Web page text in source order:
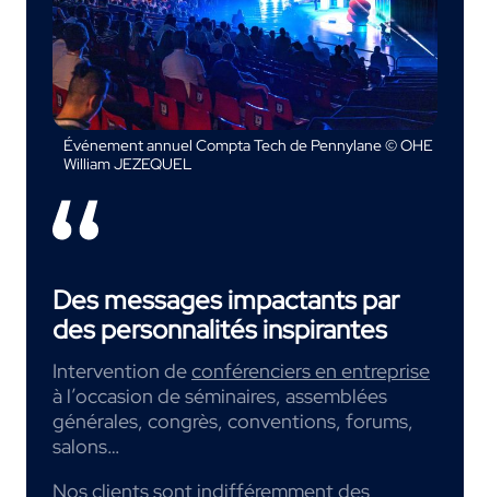
Événement annuel Compta Tech de Pennylane © OHE
William JEZEQUEL
Des messages impactants par
des personnalités inspirantes
Intervention deconférenciers en entreprise
à l’occasion de séminaires, assemblées
générales, congrès, conventions, forums,
salons…
Nos clients sont indifféremment des